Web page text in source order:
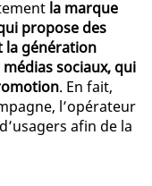
la marque
propose des
la génération
sociaux, qui
. En fait,
l’opérateur
afin de la